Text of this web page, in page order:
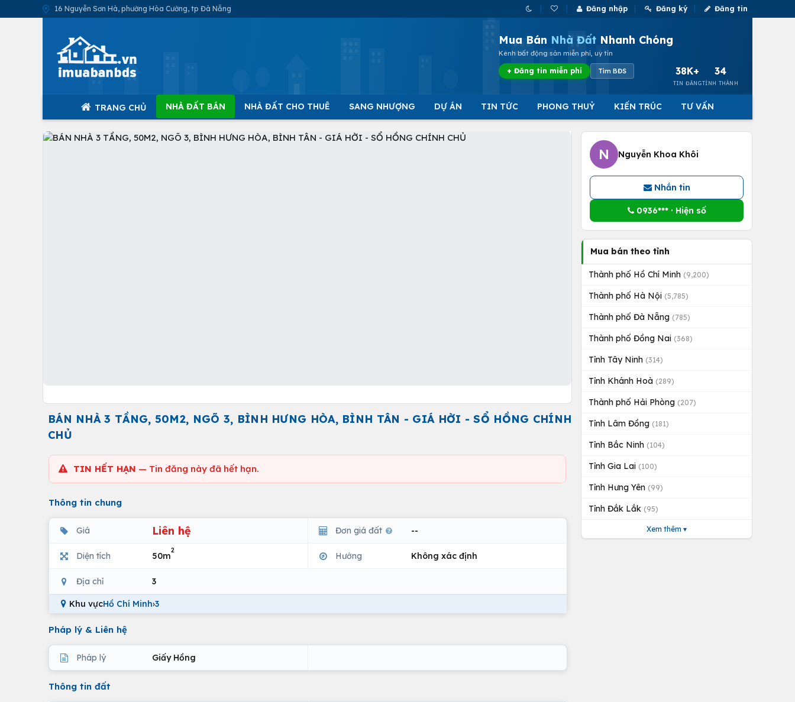
16 Nguyễn Sơn Hà, phường Hòa Cường, tp Đà Nẵng Đăng nhập Đăng ký Đăng tin
Mua Bán Nhà Đất Nhanh Chóng
Kênh bất động sản miễn phí, uy tín
+ Đăng tin miễn phí Tìm BĐS 38K+
TIN ĐĂNG
34
TỈNH THÀNH
TRANG CHỦ NHÀ ĐẤT BÁN NHÀ ĐẤT CHO THUÊ SANG NHƯỢNG DỰ ÁN TIN TỨC PHONG THUỶ KIẾN TRÚC TƯ VẤN
BÁN NHÀ 3 TẦNG, 50M2, NGÕ 3, BÌNH HƯNG HÒA, BÌNH TÂN - GIÁ HỜI - SỔ HỒNG CHÍNH
CHỦ
TIN HẾT HẠN — Tin đăng này đã hết hạn.
Thông tin chung
Giá Liên hệ Đơn giá đất --
Diện tích 50m
2
Hướng Không xác định
Địa chỉ 3
Khu vựcHồ Chí Minh›3
Pháp lý & Liên hệ
Pháp lý Giấy Hồng
Thông tin đất
N Nguyễn Khoa Khôi
Nhắn tin
0936*** · Hiện số
Mua bán theo tỉnh
Thành phố Hồ Chí Minh (9,200)
Thành phố Hà Nội (5,785)
Thành phố Đà Nẵng (785)
Thành phố Đồng Nai (368)
Tỉnh Tây Ninh (314)
Tỉnh Khánh Hoà (289)
Thành phố Hải Phòng (207)
Tỉnh Lâm Đồng (181)
Tỉnh Bắc Ninh (104)
Tỉnh Gia Lai (100)
Tỉnh Hưng Yên (99)
Tỉnh Đắk Lắk (95)
Xem thêm ▾